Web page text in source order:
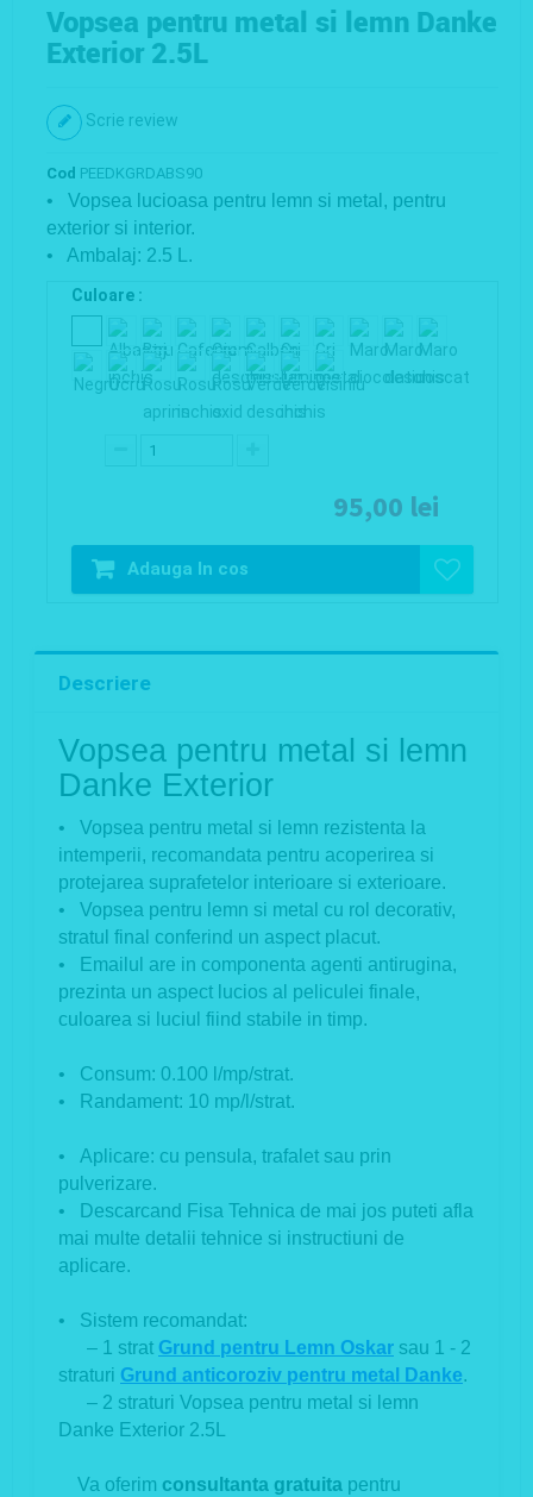
Vopsea pentru metal si lemn Danke
Exterior 2.5L
Scrie review
Cod PEEDKGRDABS90
• Vopsea lucioasa pentru lemn si metal, pentru
exterior si interior.
• Ambalaj: 2.5 L.
Culoare :
95,00 lei
Adauga In cos
Descriere
Vopsea pentru metal si lemn
Danke Exterior
• Vopsea pentru metal si lemn rezistenta la
intemperii, recomandata pentru acoperirea si
protejarea suprafetelor interioare si exterioare.
• Vopsea pentru lemn si metal cu rol decorativ,
stratul final conferind un aspect placut.
• Emailul are in componenta agenti antirugina,
prezinta un aspect lucios al peliculei finale,
culoarea si luciul fiind stabile in timp.
• Consum: 0.100 l/mp/strat.
• Randament: 10 mp/l/strat.
• Aplicare: cu pensula, trafalet sau prin
pulverizare.
• Descarcand Fisa Tehnica de mai jos puteti afla
mai multe detalii tehnice si instructiuni de
aplicare.
• Sistem recomandat:
– 1 strat Grund pentru Lemn Oskar sau 1 - 2
straturi Grund anticoroziv pentru metal Danke.
– 2 straturi Vopsea pentru metal si lemn
Danke Exterior 2.5L
Va oferim consultanta gratuita pentru